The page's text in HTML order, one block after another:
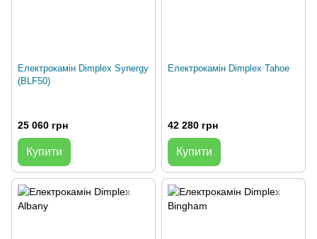
Електрокамін Dimplex Synergy
(BLF50)
25 060 грн
Купити
Електрокамін Dimplex Tahoe
42 280 грн
Купити